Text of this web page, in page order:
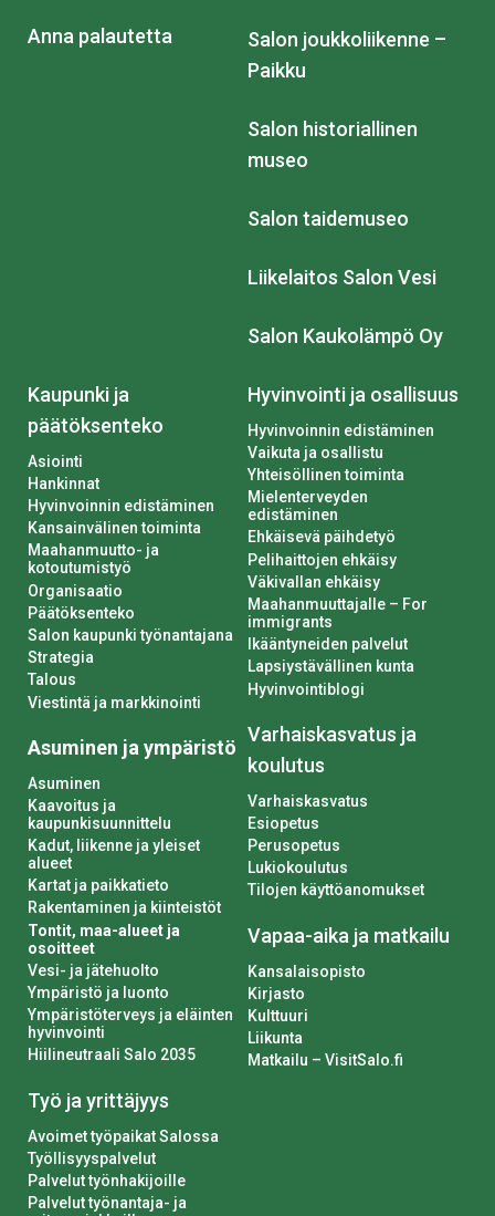
Anna palautetta
Salon joukkoliikenne –
Paikku
Salon historiallinen
museo
Salon taidemuseo
Liikelaitos Salon Vesi
Salon Kaukolämpö Oy
Kaupunki ja
päätöksenteko
Asiointi
Hankinnat
Hyvinvoinnin edistäminen
Kansainvälinen toiminta
Maahanmuutto- ja
kotoutumistyö
Organisaatio
Päätöksenteko
Salon kaupunki työnantajana
Strategia
Talous
Viestintä ja markkinointi
Asuminen ja ympäristö
Asuminen
Kaavoitus ja
kaupunkisuunnittelu
Kadut, liikenne ja yleiset
alueet
Kartat ja paikkatieto
Rakentaminen ja kiinteistöt
Tontit, maa-alueet ja
osoitteet
Vesi- ja jätehuolto
Ympäristö ja luonto
Ympäristöterveys ja eläinten
hyvinvointi
Hiilineutraali Salo 2035
Työ ja yrittäjyys
Avoimet työpaikat Salossa
Työllisyyspalvelut
Palvelut työnhakijoille
Palvelut työnantaja- ja
Hyvinvointi ja osallisuus
Hyvinvoinnin edistäminen
Vaikuta ja osallistu
Yhteisöllinen toiminta
Mielenterveyden
edistäminen
Ehkäisevä päihdetyö
Pelihaittojen ehkäisy
Väkivallan ehkäisy
Maahanmuuttajalle – For
immigrants
Ikääntyneiden palvelut
Lapsiystävällinen kunta
Hyvinvointiblogi
Varhaiskasvatus ja
koulutus
Varhaiskasvatus
Esiopetus
Perusopetus
Lukiokoulutus
Tilojen käyttöanomukset
Vapaa-aika ja matkailu
Kansalaisopisto
Kirjasto
Kulttuuri
Liikunta
Matkailu – VisitSalo.fi